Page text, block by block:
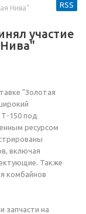
Нива"
участие
RSS
"Золотая
150 под
ресурсом
включая
Также
комбайнов
запчасти на